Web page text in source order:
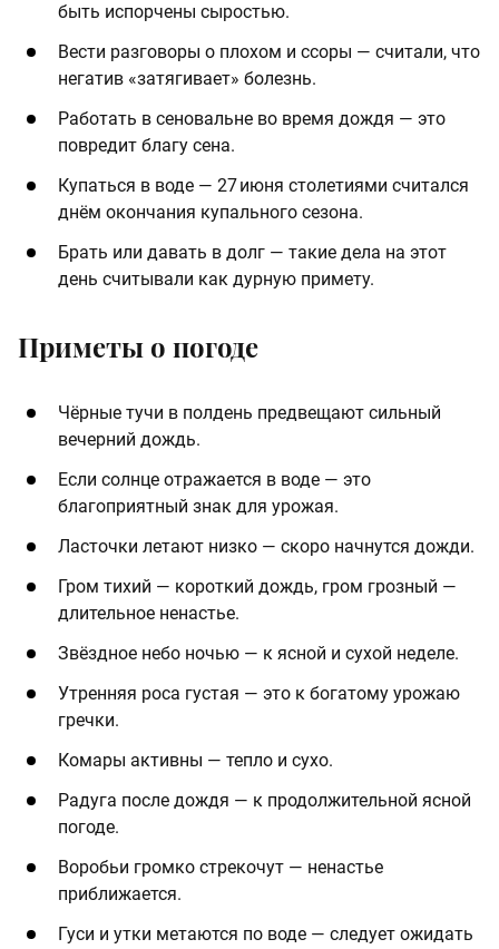
быть испорчены сыростью.
Вести разговоры о плохом и ссоры — считали, что
негатив «затягивает» болезнь.
Работать в сеновальне во время дождя — это
повредит благу сена.
Купаться в воде — 27 июня столетиями считался
днём окончания купального сезона.
Брать или давать в долг — такие дела на этот
день считывали как дурную примету.
Приметы о погоде
Чёрные тучи в полдень предвещают сильный
вечерний дождь.
Если солнце отражается в воде — это
благоприятный знак для урожая.
Ласточки летают низко — скоро начнутся дожди.
Гром тихий — короткий дождь, гром грозный —
длительное ненастье.
Звёздное небо ночью — к ясной и сухой неделе.
Утренняя роса густая — это к богатому урожаю
гречки.
Комары активны — тепло и сухо.
Радуга после дождя — к продолжительной ясной
погоде.
Воробьи громко стрекочут — ненастье
приближается.
Гуси и утки метаются по воде — следует ожидать